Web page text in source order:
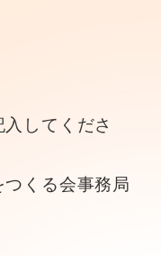
してくださ
くる会事務局